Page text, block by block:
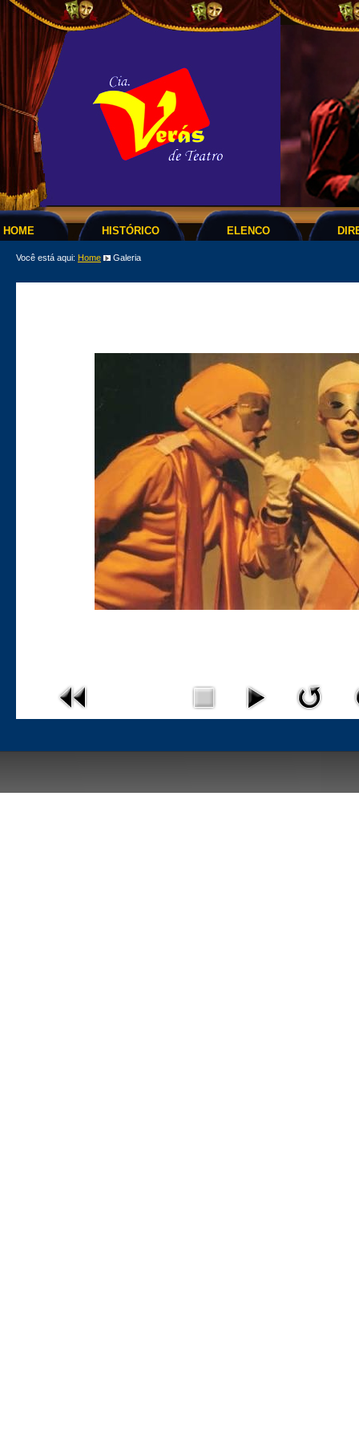
HOME HISTÓRICO ELENCO
Você está aqui: Home Galeria